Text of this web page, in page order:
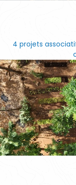
4 projets